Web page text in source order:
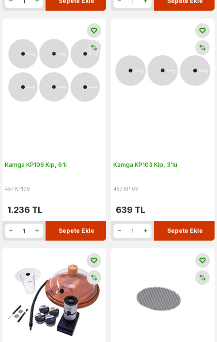
Kamga KP106 Kip, 6'lı
457.KP106
1.236 TL
Sepete Ekle
Kamga KP103 Kip, 3'lü
457.KP103
639 TL
Sepete Ekle